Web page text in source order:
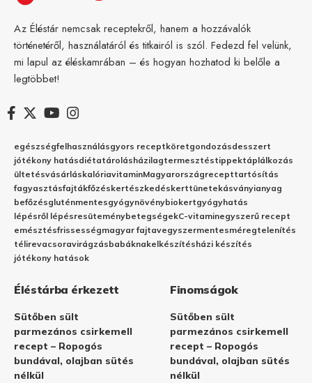
Az Éléstár nemcsak receptekről, hanem a hozzávalók
történetéről, használatáról és titkairól is szól. Fedezd fel velünk,
mi lapul az éléskamrában – és hogyan hozhatod ki belőle a
legtöbbet!
egészségfelhasználásgyors receptköretgondozásdesszert
jótékony hatásdiétatárolásházilagtermesztéstippektáplálkozás
ültetésvásárláskalóriavitaminMagyarországrecepttartósítás
fagyasztásfajtákfőzéskertészkedéskerttünetekásványianyag
befőzésgluténmentesgyógynövénybiokertgyógyhatás
lépésről lépésresüteménybetegségekC-vitaminegyszerű recept
emésztésfrissességmagyar fajtavegyszermentesméregtelenítés
télirevacsoravirágzásbabáknakelkészítésházi készítés
jótékony hatások
Éléstárba érkezett
Sütőben sült
parmezános csirkemell
recept – Ropogós
bundával, olajban sütés
nélkül
Finomságok
Sütőben sült
parmezános csirkemell
recept – Ropogós
bundával, olajban sütés
nélkül